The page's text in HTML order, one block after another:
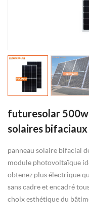
futuresolar 500w
solaires
panneau solaire bifacial
module photovoltaïque
obtenez plus électrique
sans cadre et encadré
choix esthétique du